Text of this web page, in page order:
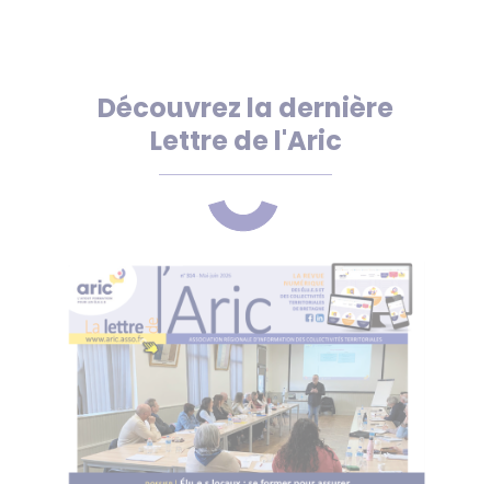
Découvrez la dernière
Lettre de l'Aric